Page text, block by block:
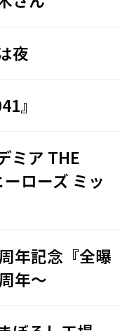
夜
』
ミア THE
ローズ ミッ
年記念『全曝
年〜